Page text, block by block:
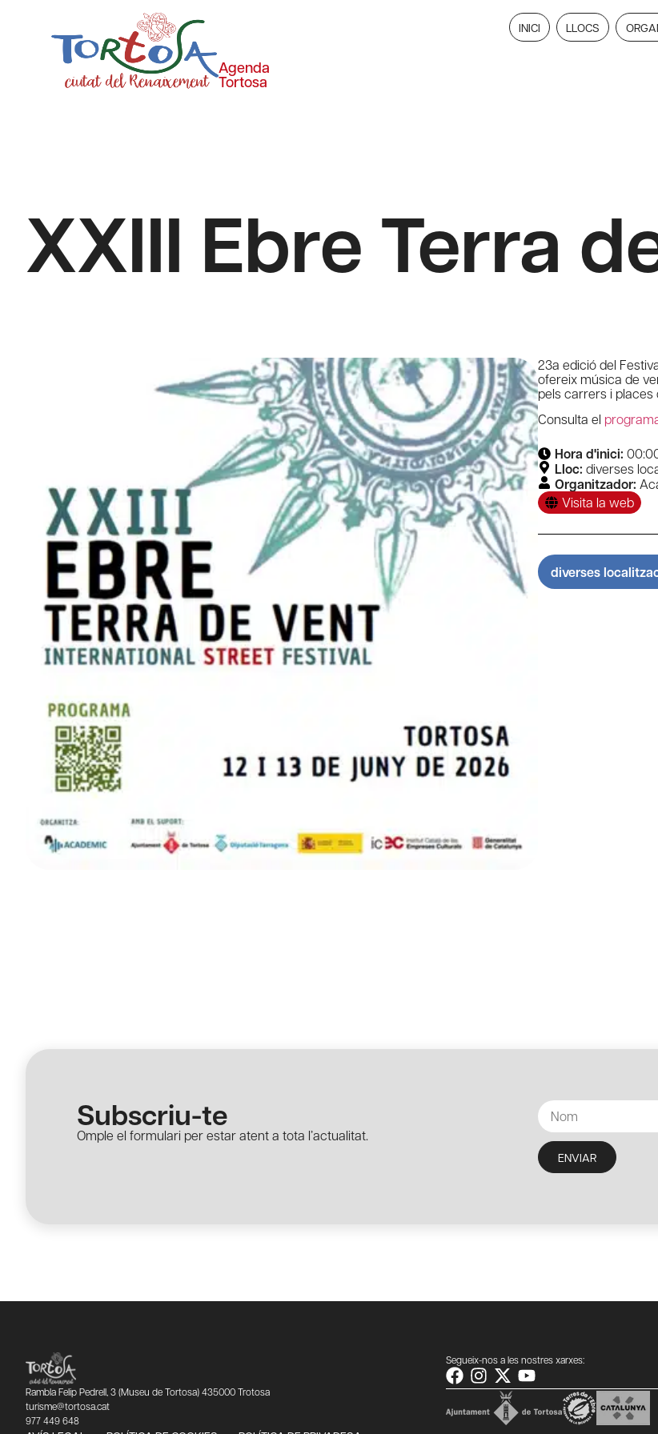
Agenda
Tortosa
INICI LLOCS
XXIII Ebre Terra
23a edició del
ofereix música de
pels carrers i places
Consulta el
Hora d'inici:
Lloc: diverses
Organitzador:
Visita la web
diverses
Subscriu-te
Omple el formulari per estar atent a tota l’actualitat.
ENVIAR
Rambla Felip Pedrell, 3 (Museu de Tortosa) 435000 Trotosa
turisme@tortosa.cat
977 449 648
Segueix-nos a les nostres xarxes: